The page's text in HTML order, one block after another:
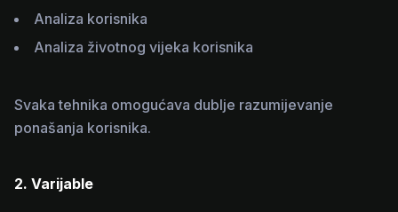
Analiza korisnika
Analiza životnog vijeka korisnika
Svaka tehnika omogućava dublje razumijevanje
ponašanja korisnika.
2. Varijable